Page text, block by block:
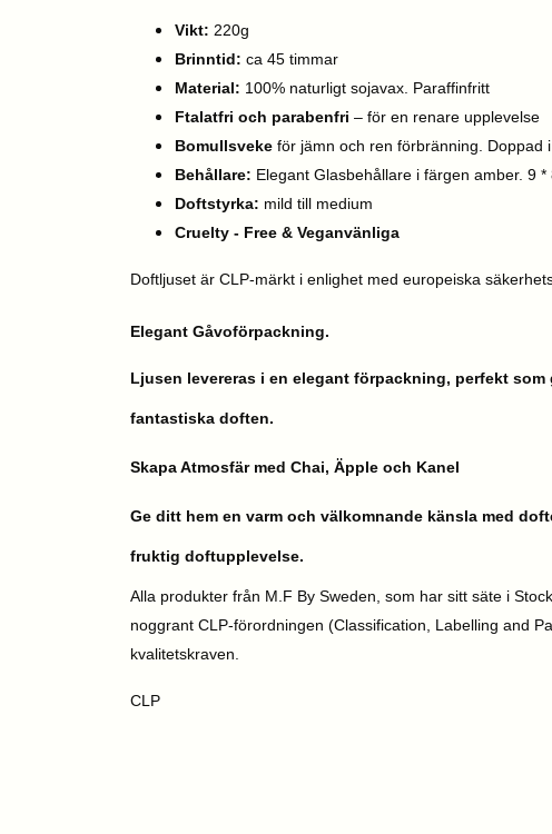
Vikt: 220g
Brinntid: ca 45 timmar
Material: 100% naturligt sojavax. Paraffinfritt
Ftalatfri och parabenfri – för en renare upplevelse
Bomullsveke för jämn och ren förbränning. Doppad i
Behållare: Elegant Glasbehållare i färgen amber. 9 *
Doftstyrka: mild till medium
Cruelty - Free & Veganvänliga
Doftljuset är CLP-märkt i enlighet med europeiska
Elegant Gåvoförpackning.
Ljusen levereras i en elegant förpackning, perfekt
fantastiska doften.
Skapa Atmosfär med Chai, Äpple och Kanel
Ge ditt hem en varm och välkomnande känsla med
fruktig doftupplevelse.
Alla produkter från M.F By Sweden, som har sitt säte i
noggrant CLP-förordningen (Classification, Labelling and
kvalitetskraven.
CLP